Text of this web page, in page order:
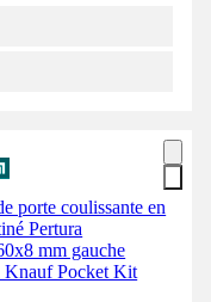
porte coulissante en
Pertura
mm gauche
Knauf Pocket Kit